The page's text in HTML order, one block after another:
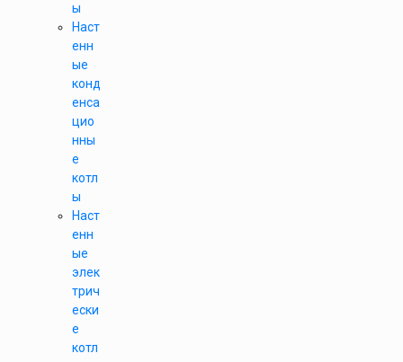
ы
Наст
енн
ые
конд
енса
цио
нны
е
котл
ы
Наст
енн
ые
элек
трич
ески
е
котл